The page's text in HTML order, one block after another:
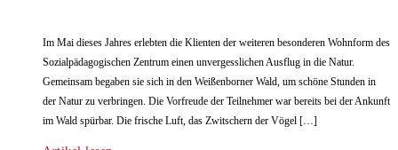
Im Mai dieses Jahres erlebten die Klienten der weiteren besonderen Wohnform des
Sozialpädagogischen Zentrum einen unvergesslichen Ausflug in die Natur.
Gemeinsam begaben sie sich in den Weißenborner Wald, um schöne Stunden in
der Natur zu verbringen. Die Vorfreude der Teilnehmer war bereits bei der Ankunft
im Wald spürbar. Die frische Luft, das Zwitschern der Vögel […]